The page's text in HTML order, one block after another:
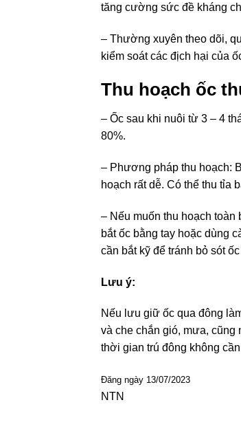
tăng cường sức đề kháng
– Thường xuyên theo dõi,
kiểm soát các địch hại của
Thu hoạch ốc
– Ốc sau khi nuôi từ 3 – 4
80%.
– Phương pháp thu hoạch:
hoạch rất dễ. Có thể thu tỉa
– Nếu muốn thu hoạch toàn
bắt ốc bằng tay hoặc dùng
cần bắt kỹ để tránh bỏ sót
Lưu ý:
Nếu lưu giữ ốc qua đông
và che chắn gió, mưa,
thời gian trú đông không
Đăng ngày 13/07/2023
NTN